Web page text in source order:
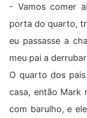
- Vamos comer
porta do quarto,
eu passasse a
meu pai a
O quarto dos
casa, então Mark
com barulho, e